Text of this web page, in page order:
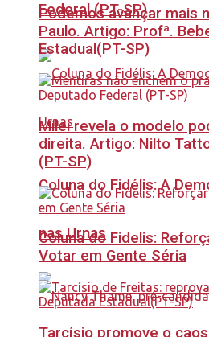
Federal (PT-SP)
Coluna do Fidélis: A
nas Urnas
Podemos avançar mais
Paulo. Artigo: Profª.
Estadual(PT-SP)
Milei revela o modelo
direita. Artigo: Nilto
(PT-SP)
Coluna do Fidelis:
Votar em Gente Séria
Tarcísio promove o